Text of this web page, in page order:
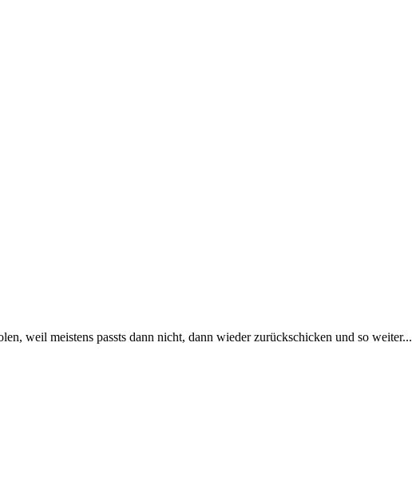
weil meistens passts dann nicht, dann wieder zurückschicken und so weiter...